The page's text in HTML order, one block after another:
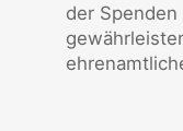
der